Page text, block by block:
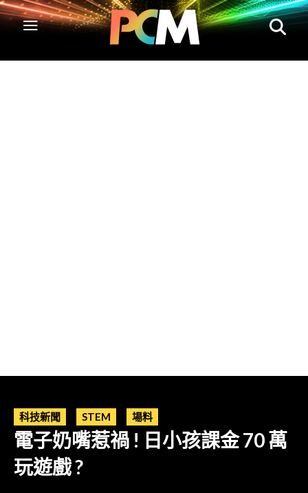
科技新聞 STEM 場料
電子奶嘴惹禍 ! 日小孩課金 70 萬
玩遊戲 ?